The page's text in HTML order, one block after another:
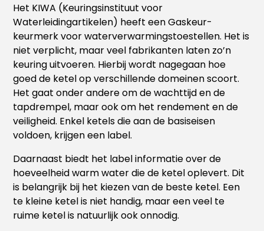
Het KIWA (Keuringsinstituut voor
Waterleidingartikelen) heeft een Gaskeur-
keurmerk voor waterverwarmingstoestellen. Het is
niet verplicht, maar veel fabrikanten laten zo’n
keuring uitvoeren. Hierbij wordt nagegaan hoe
goed de ketel op verschillende domeinen scoort.
Het gaat onder andere om de wachttijd en de
tapdrempel, maar ook om het rendement en de
veiligheid. Enkel ketels die aan de basiseisen
voldoen, krijgen een label.
Daarnaast biedt het label informatie over de
hoeveelheid warm water die de ketel oplevert. Dit
is belangrijk bij het kiezen van de beste ketel. Een
te kleine ketel is niet handig, maar een veel te
ruime ketel is natuurlijk ook onnodig.